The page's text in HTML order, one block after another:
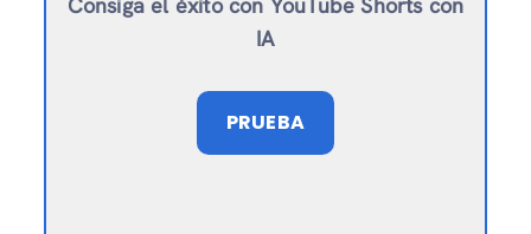
Consiga el éxito con YouTube Shorts con
IA
PRUEBA